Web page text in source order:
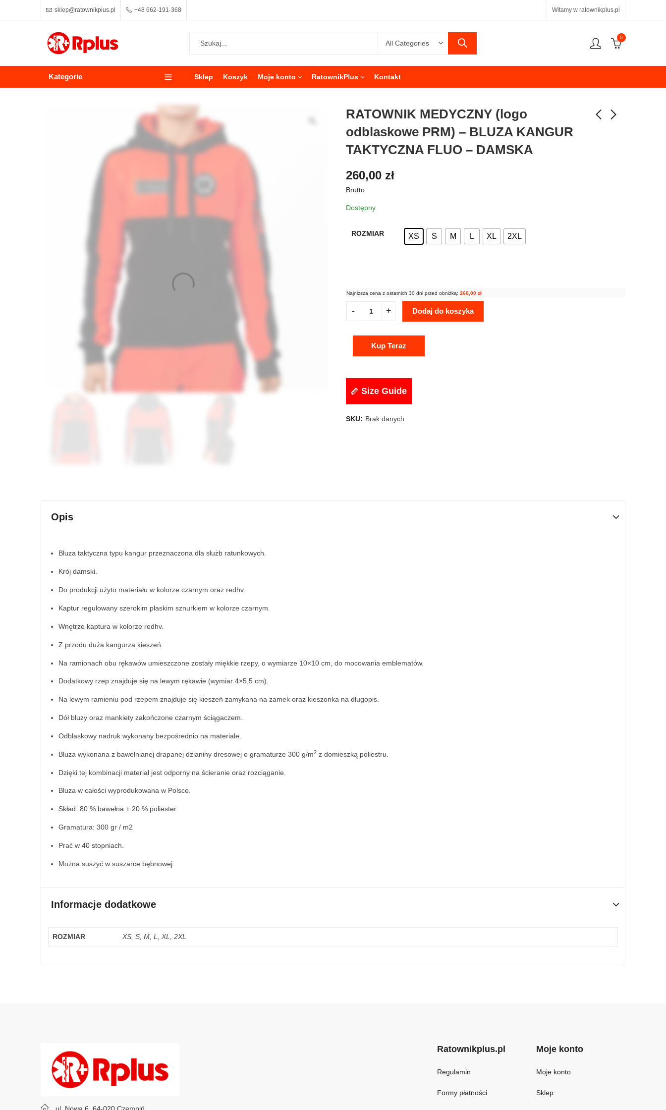
sklep@ratownikplus.pl +48 662-191-368 Witamy w ratownikplus.pl
0
Kategorie Sklep Koszyk Moje konto RatownikPlus Kontakt
RATOWNIK MEDYCZNY (logo
odblaskowe PRM) – BLUZA KANGUR
TAKTYCZNA FLUO – DAMSKA
260,00 zł
Brutto
Dostępny
ROZMIAR XS S M L XL 2XL
Najniższa cena z ostatnich 30 dni przed obniżką: 260,00 zł
Dodaj do koszyka
Kup Teraz
Size Guide
SKU: Brak danych
Opis
Bluza taktyczna typu kangur przeznaczona dla służb ratunkowych.
Krój damski.
Do produkcji użyto materiału w kolorze czarnym oraz redhv.
Kaptur regulowany szerokim płaskim sznurkiem w kolorze czarnym.
Wnętrze kaptura w kolorze redhv.
Z przodu duża kangurza kieszeń.
Na ramionach obu rękawów umieszczone zostały miękkie rzepy, o wymiarze 10×10 cm, do mocowania emblematów.
Dodatkowy rzep znajduje się na lewym rękawie (wymiar 4×5,5 cm).
Na lewym ramieniu pod rzepem znajduje się kieszeń zamykana na zamek oraz kieszonka na długopis.
Dół bluzy oraz mankiety zakończone czarnym ściągaczem.
Odblaskowy nadruk wykonany bezpośrednio na materiale.
Bluza wykonana z bawełnianej drapanej dzianiny dresowej o gramaturze 300 g/m2 z domieszką poliestru.
Dzięki tej kombinacji materiał jest odporny na ścieranie oraz rozciąganie.
Bluza w całości wyprodukowana w Polsce.
Skład: 80 % bawełna + 20 % poliester
Gramatura: 300 gr / m2
Prać w 40 stopniach.
Można suszyć w suszarce bębnowej.
Informacje dodatkowe
ROZMIAR XS, S, M, L, XL, 2XL
Ratownikplus.pl
Regulamin
Formy płatności
Moje konto
Moje konto
Sklep